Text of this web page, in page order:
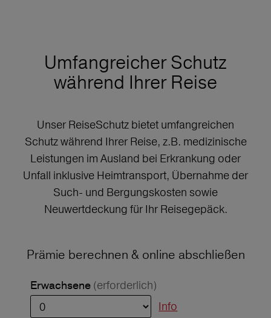
Umfangreicher Schutz
während Ihrer Reise
Unser ReiseSchutz bietet umfangreichen
Schutz während Ihrer Reise, z.B. medizinische
Leistungen im Ausland bei Erkrankung oder
Unfall inklusive Heimtransport, Übernahme der
Such- und Bergungskosten sowie
Neuwertdeckung für Ihr Reisegepäck.
Prämie berechnen & online abschließen
Erwachsene (erforderlich)
Info